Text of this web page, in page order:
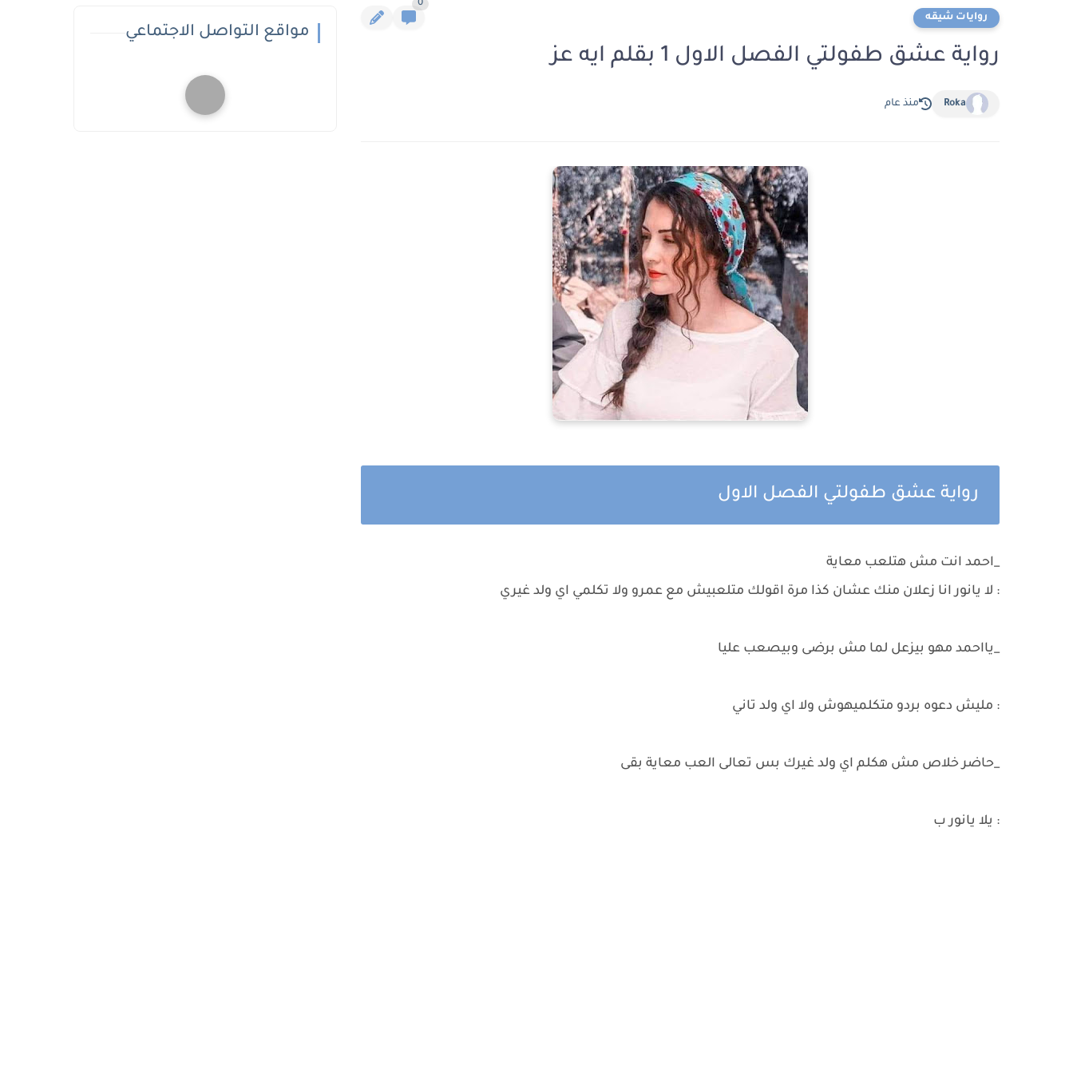
روايات شيقه
0
رواية عشق طفولتي الفصل الاول 1 بقلم ايه عز
Roka منذ عام
رواية عشق طفولتي الفصل الاول
_احمد انت مش هتلعب معاية
: لا يانور انا زعلان منك عشان كذا مرة اقولك متلعبيش مع عمرو ولا تكلمي اي ولد غيري
_يااحمد مهو بيزعل لما مش برضى وبيصعب عليا
: مليش دعوه بردو متكلميهوش ولا اي ولد تاني
_حاضر خلاص مش هكلم اي ولد غيرك بس تعالى العب معاية بقى
: يلا يانور ب
مواقع التواصل الاجتماعي